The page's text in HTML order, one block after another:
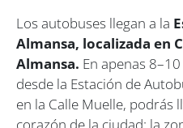
Los autobuses llegan a la
Almansa, localizada en
Almansa. En apenas
desde la Estación de
en la Calle Muelle, podrás
corazón de la ciudad: la